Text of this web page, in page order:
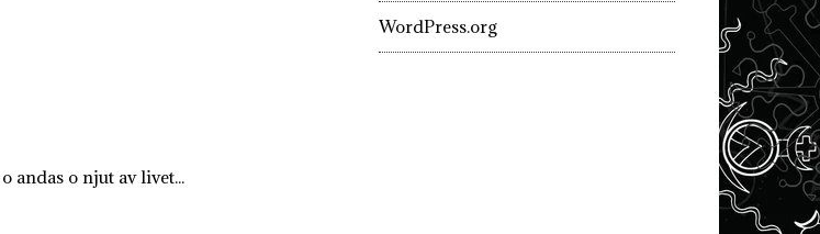
andas o njut av livet...
WordPress.org